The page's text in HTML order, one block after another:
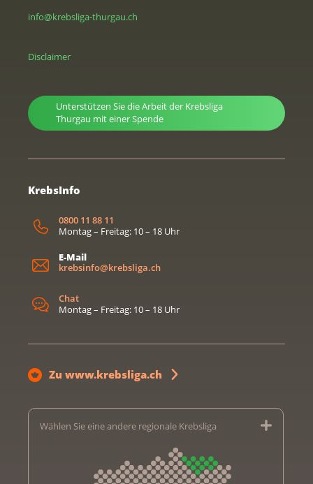
info@krebsliga-thurgau.ch
Disclaimer
Unterstützen Sie die Arbeit der Krebsliga
Thurgau mit einer Spende
KrebsInfo
0800 11 88 11
Montag – Freitag: 10 – 18 Uhr
E-Mail
krebsinfo@krebsliga.ch
Chat
Montag – Freitag: 10 – 18 Uhr
Zu www.krebsliga.ch
Wählen Sie eine andere regionale Krebsliga